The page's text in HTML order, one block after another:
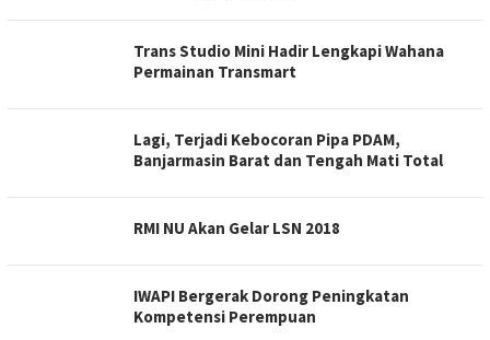
Trans Studio Mini Hadir Lengkapi Wahana
Permainan Transmart
Lagi, Terjadi Kebocoran Pipa PDAM,
Banjarmasin Barat dan Tengah Mati Total
RMI NU Akan Gelar LSN 2018
IWAPI Bergerak Dorong Peningkatan
Kompetensi Perempuan